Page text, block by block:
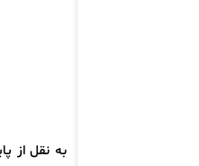
به نقل از